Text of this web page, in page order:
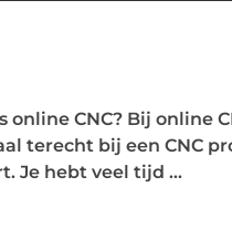
online CNC? Bij online
terecht bij een CNC
Je hebt veel tijd ...